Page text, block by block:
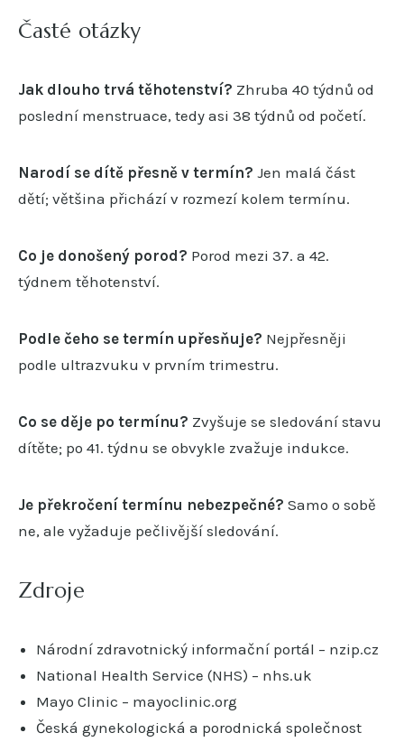
Časté otázky
Jak dlouho trvá těhotenství? Zhruba 40 týdnů od
poslední menstruace, tedy asi 38 týdnů od početí.
Narodí se dítě přesně v termín? Jen malá část
dětí; většina přichází v rozmezí kolem termínu.
Co je donošený porod? Porod mezi 37. a 42.
týdnem těhotenství.
Podle čeho se termín upřesňuje? Nejpřesněji
podle ultrazvuku v prvním trimestru.
Co se děje po termínu? Zvyšuje se sledování stavu
dítěte; po 41. týdnu se obvykle zvažuje indukce.
Je překročení termínu nebezpečné? Samo o sobě
ne, ale vyžaduje pečlivější sledování.
Zdroje
Národní zdravotnický informační portál – nzip.cz
National Health Service (NHS) – nhs.uk
Mayo Clinic – mayoclinic.org
Česká gynekologická a porodnická společnost